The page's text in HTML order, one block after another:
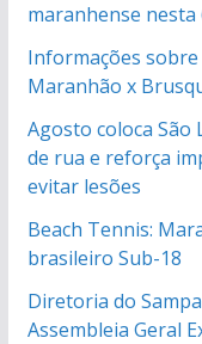
maranhense nesta
Informações
Maranhão x
Agosto coloca São
de rua e reforça
evitar lesões
Beach Tennis:
brasileiro Sub-18
Diretoria do
Assembleia Geral